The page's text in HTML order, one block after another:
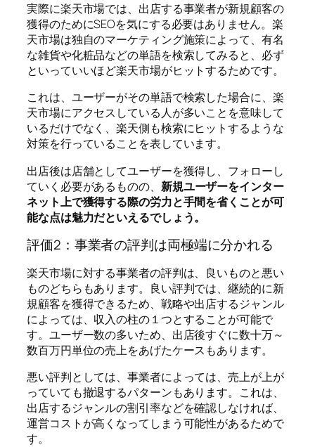
実際に楽天市場では、出店する事業者が新規顧客の
獲得のためにSEOを気にする必要はありません。楽
天市場は独自のマーケティング施策によって、有名
な雑貨や化粧品などの単語を検索してみると、必ず
といっていいほど楽天市場がヒットするためです。
これは、ユーザーがその単語で検索した場合に、楽
天市場にアクセスしている人が多いことを意味して
いるだけでなく、楽天側も検索にヒットするような
対策を行っていることを表しています。
出店後は店舗としてユーザーを獲得し、フォローし
ていく必要があるものの、 新規ユーザーをインター
ネット上で獲得する際の労力と手間を省くことが可
能な点は魅力だといえるでしょう。
評価2：事業者の評判は両極端に分かれる
楽天市場に対する事業者の評判は、良いものと悪い
ものどちらもあります。良い評判では、継続的に新
規顧客を獲得できるため、戦略や出店するジャンル
によっては、収入の柱の１つとすることが可能で
す。ユーザー数の多いため、出店後すぐに数十万～
数百万円単位の売上をあげたケースもあります。
悪い評判としては、事業者によっては、売上が上が
っていても撤退するパターンもあります。これは、
出店するジャンルの割引率などを確認しなければ、
運営コストが高くなってしまう可能性があるためで
す。